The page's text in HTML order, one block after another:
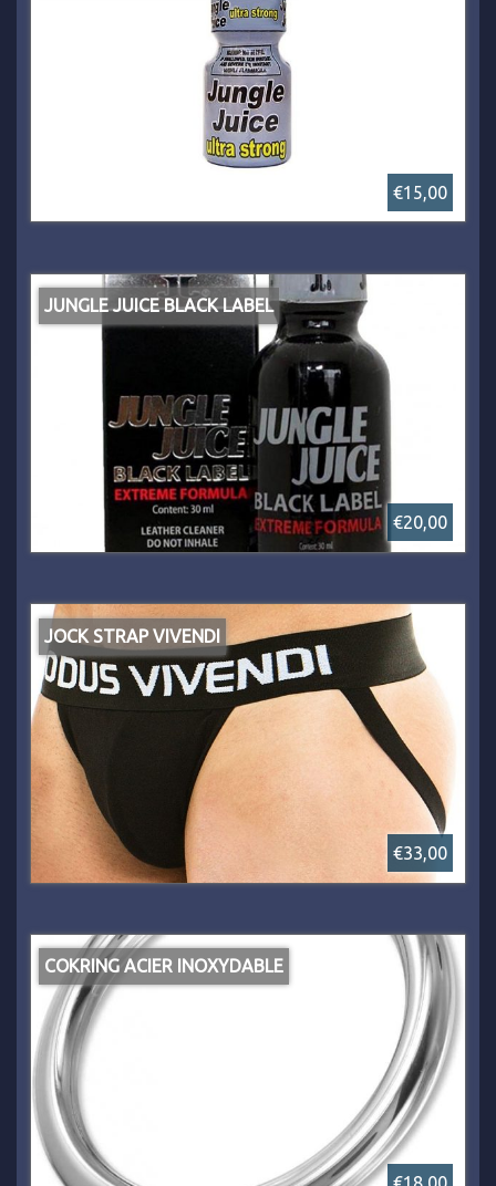
€15,00
JUNGLE JUICE BLACK LABEL
€20,00
JOCK STRAP VIVENDI
€33,00
COKRING ACIER INOXYDABLE